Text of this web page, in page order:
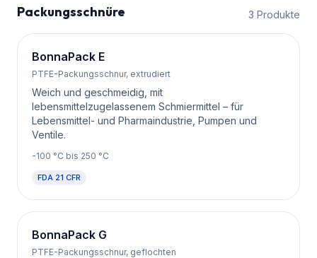
Packungsschnüre 3 Produkte
BonnaPack E
PTFE-Packungsschnur, extrudiert
Weich und geschmeidig, mit
lebensmittelzugelassenem Schmiermittel – für
Lebensmittel- und Pharmaindustrie, Pumpen und
Ventile.
-100 °C bis 250 °C
FDA 21 CFR
BonnaPack G
PTFE-Packungsschnur, geflochten